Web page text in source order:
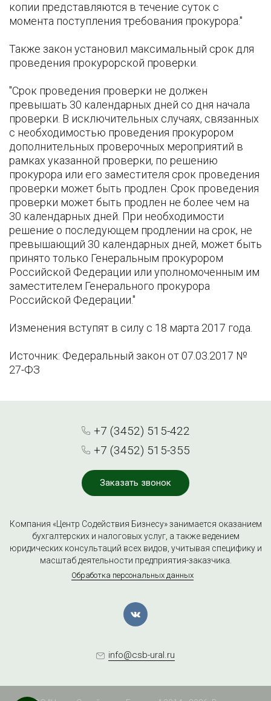
копии представляются в течение суток с
момента поступления требования прокурора."
Также закон установил максимальный срок для
проведения прокурорской проверки.
"Срок проведения проверки не должен
превышать 30 календарных дней со дня начала
проверки. В исключительных случаях, связанных
с необходимостью проведения прокурором
дополнительных проверочных мероприятий в
рамках указанной проверки, по решению
прокурора или его заместителя срок проведения
проверки может быть продлен. Срок проведения
проверки может быть продлен не более чем на
30 календарных дней. При необходимости
решение о последующем продлении на срок, не
превышающий 30 календарных дней, может быть
принято только Генеральным прокурором
Российской Федерации или уполномоченным им
заместителем Генерального прокурора
Российской Федерации."
Изменения вступят в силу с 18 марта 2017 года.
Источник: Федеральный закон от 07.03.2017 №
27-ФЗ
+7 (3452) 515-422
+7 (3452) 515-355
Заказать звонок
Компания «Центр Содействия Бизнесу» занимается оказанием
бухгалтерских и налоговых услуг, а также ведением
юридических консультаций всех видов, учитывая специфику и
масштаб деятельности предприятия-заказчика.
Обработка персональных данных
info@csb-ural.ru